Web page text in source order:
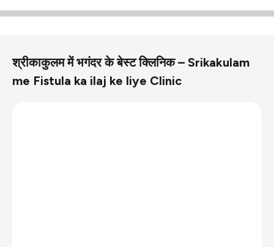
श्रीकाकुलम में भगंदर के बेस्ट क्लिनिक – Srikakulam
me Fistula ka ilaj ke liye Clinic